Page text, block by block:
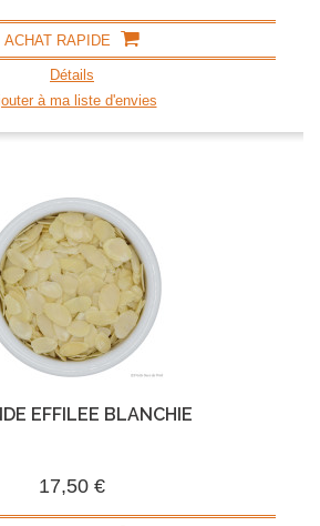
ACHAT RAPIDE
Détails
à ma liste d'envies
EFFILÉE BLANCHIE
17,50 €